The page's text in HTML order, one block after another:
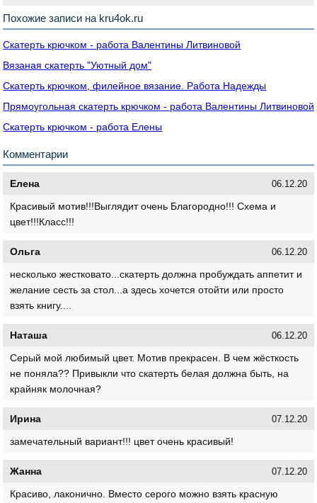
Похожие записи на kru4ok.ru
Скатерть крючком - работа Валентины Литвиновой
Вязаная скатерть "Уютный дом"
Скатерть крючком, филейное вязание. Работа Надежды
Прямоугольная скатерть крючком - работа Валентины Литвиновой
Скатерть крючком - работа Елены
Комментарии
Елена 06.12.20
Красивый мотив!!!Выглядит очень Благородно!!! Схема и
цвет!!!Класс!!!
Ольга 06.12.20
несколько жестковато...скатерть должна пробуждать аппетит и
желание сесть за стол...а здесь хочется отойти или просто
взять книгу....
Наташа 06.12.20
Серый мой любимый цвет. Мотив прекрасен. В чем жёсткость
не поняла?? Привыкли что скатерть белая должна быть, на
крайняк молочная?
Ирина 07.12.20
замечательный вариант!!! цвет очень красивый!
Жанна 07.12.20
Красиво, лаконично. Вместо серого можно взять красную